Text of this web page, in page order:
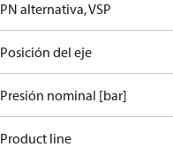
PN alternativa, VSP
Posición del eje
Presión nominal [bar]
Product line